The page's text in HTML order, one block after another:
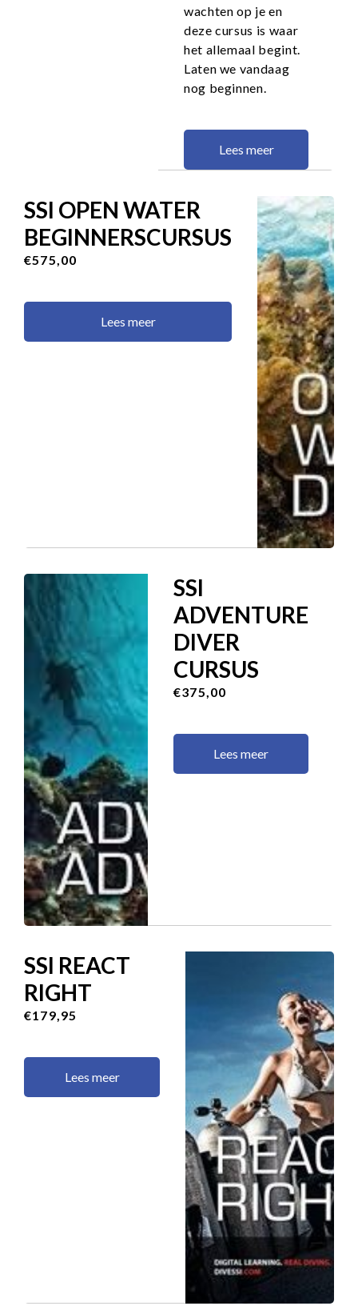
wachten op je en
deze cursus is waar
het allemaal begint.
Laten we vandaag
nog beginnen.
Lees meer
SSI OPEN WATER
BEGINNERSCURSUS
€575,00
Lees meer
SSI
ADVENTURE
DIVER
CURSUS
€375,00
Lees meer
SSI REACT
RIGHT
€179,95
Lees meer